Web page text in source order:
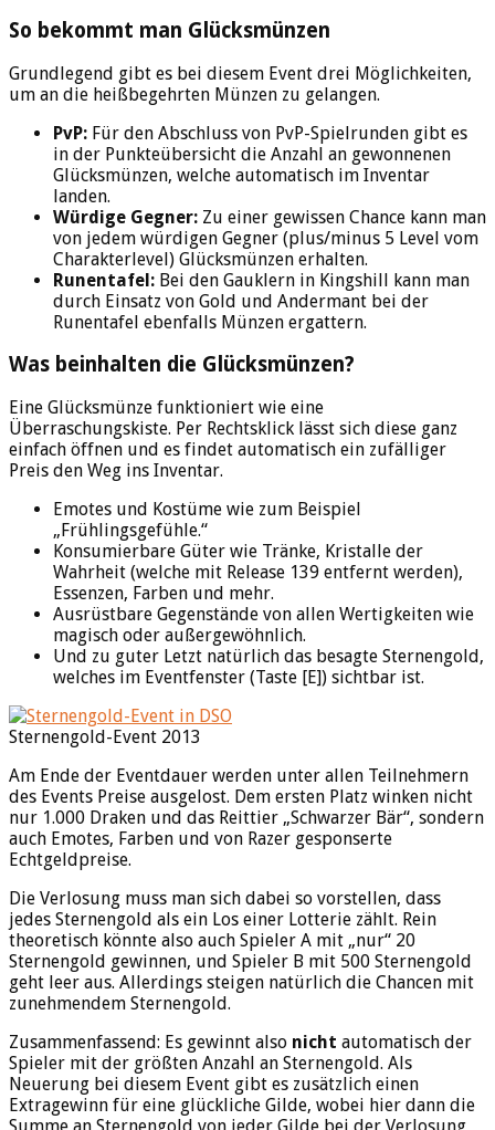
So bekommt man Glücksmünzen
Grundlegend gibt es bei diesem Event drei Möglichkeiten,
um an die heißbegehrten Münzen zu gelangen.
PvP: Für den Abschluss von PvP-Spielrunden gibt es
in der Punkteübersicht die Anzahl an gewonnenen
Glücksmünzen, welche automatisch im Inventar
landen.
Würdige Gegner: Zu einer gewissen Chance kann man
von jedem würdigen Gegner (plus/minus 5 Level vom
Charakterlevel) Glücksmünzen erhalten.
Runentafel: Bei den Gauklern in Kingshill kann man
durch Einsatz von Gold und Andermant bei der
Runentafel ebenfalls Münzen ergattern.
Was beinhalten die Glücksmünzen?
Eine Glücksmünze funktioniert wie eine
Überraschungskiste. Per Rechtsklick lässt sich diese ganz
einfach öffnen und es findet automatisch ein zufälliger
Preis den Weg ins Inventar.
Emotes und Kostüme wie zum Beispiel
„Frühlingsgefühle.“
Konsumierbare Güter wie Tränke, Kristalle der
Wahrheit (welche mit Release 139 entfernt werden),
Essenzen, Farben und mehr.
Ausrüstbare Gegenstände von allen Wertigkeiten wie
magisch oder außergewöhnlich.
Und zu guter Letzt natürlich das besagte Sternengold,
welches im Eventfenster (Taste [E]) sichtbar ist.
Sternengold-Event 2013
Am Ende der Eventdauer werden unter allen Teilnehmern
des Events Preise ausgelost. Dem ersten Platz winken nicht
nur 1.000 Draken und das Reittier „Schwarzer Bär“, sondern
auch Emotes, Farben und von Razer gesponserte
Echtgeldpreise.
Die Verlosung muss man sich dabei so vorstellen, dass
jedes Sternengold als ein Los einer Lotterie zählt. Rein
theoretisch könnte also auch Spieler A mit „nur“ 20
Sternengold gewinnen, und Spieler B mit 500 Sternengold
geht leer aus. Allerdings steigen natürlich die Chancen mit
zunehmendem Sternengold.
Zusammenfassend: Es gewinnt also nicht automatisch der
Spieler mit der größten Anzahl an Sternengold. Als
Neuerung bei diesem Event gibt es zusätzlich einen
Extragewinn für eine glückliche Gilde, wobei hier dann die